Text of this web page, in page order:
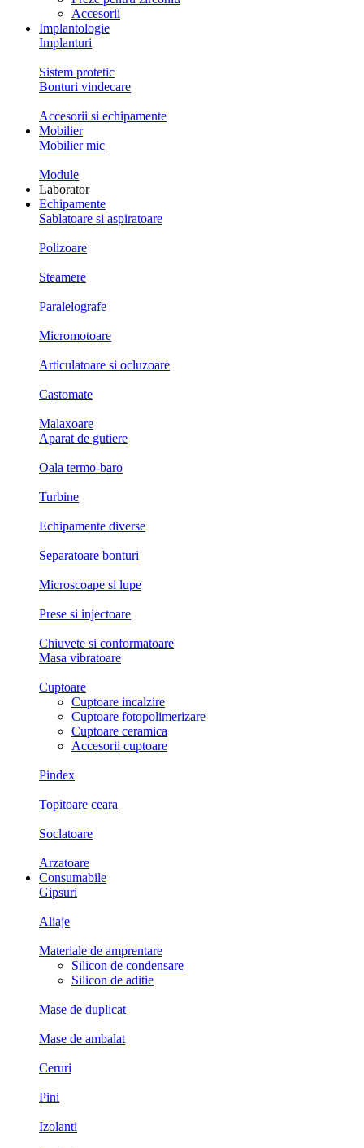
Accesorii
Implantologie
Implanturi
Sistem protetic
Bonturi vindecare
Accesorii si echipamente
Mobilier
Mobilier mic
Module
Laborator
Echipamente
Sablatoare si aspiratoare
Polizoare
Steamere
Paralelografe
Micromotoare
Articulatoare si ocluzoare
Castomate
Malaxoare
Aparat de gutiere
Oala termo-baro
Turbine
Echipamente diverse
Separatoare bonturi
Microscoape si lupe
Prese si injectoare
Chiuvete si conformatoare
Masa vibratoare
Cuptoare
Cuptoare incalzire
Cuptoare fotopolimerizare
Cuptoare ceramica
Accesorii cuptoare
Pindex
Topitoare ceara
Soclatoare
Arzatoare
Consumabile
Gipsuri
Aliaje
Materiale de amprentare
Silicon de condensare
Silicon de aditie
Mase de duplicat
Mase de ambalat
Ceruri
Pini
Izolanti